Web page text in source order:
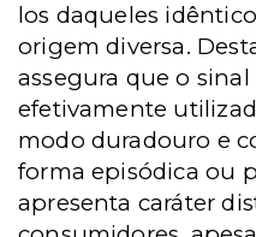
los daqueles
origem diversa.
assegura que o
efetivamente
modo duradouro e
forma episódica ou
apresenta caráter